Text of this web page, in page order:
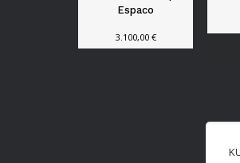
Espaco
3.100,00 €